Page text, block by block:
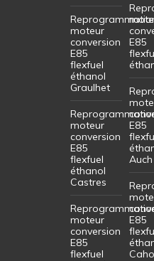
moteur
conversion
E85
flexfuel
éthanol
Graulhet
moteur
conversion
E85
flexfuel
éthanol
Castres
moteur
conversion
E85
flexfuel
E85
E85
Auch
E85